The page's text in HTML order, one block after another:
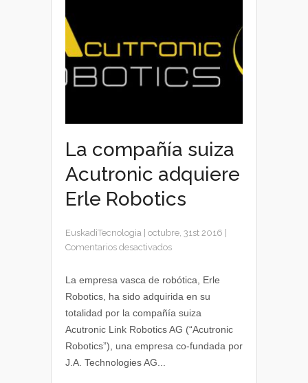
La compañía suiza
Acutronic adquiere
Erle Robotics
EuskadiTecnologia octubre, 31st 2016
Comentarios desactivadosen
compañía
adquiere
Erle
Robotics
La empresa vasca de robótica, Erle
Robotics, ha sido adquirida en su
totalidad por la compañía suiza
Acutronic Link Robotics AG (“Acutronic
Robotics”), una empresa co-fundada por
J.A. Technologies AG...